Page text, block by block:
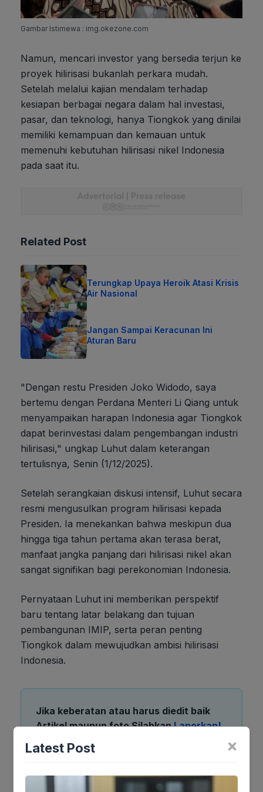
Gambar Istimewa : img.okezone.com
Namun, mencari investor yang bersedia terjun ke
proyek hilirisasi bukanlah perkara mudah.
Setelah melalui kajian mendalam terhadap
kesiapan berbagai negara dalam hal investasi,
pasar, dan teknologi, hanya Tiongkok yang dinilai
memiliki kemampuan dan kemauan untuk
memenuhi kebutuhan hilirisasi nikel Indonesia
pada saat itu.
Related Post
Terungkap Upaya Heroik Atasi Krisis
Air Nasional
Jangan Sampai Keracunan Ini
Aturan Baru
"Dengan restu Presiden Joko Widodo, saya
bertemu dengan Perdana Menteri Li Qiang untuk
menyampaikan harapan Indonesia agar Tiongkok
dapat berinvestasi dalam pengembangan industri
hilirisasi," ungkap Luhut dalam keterangan
tertulisnya, Senin (1/12/2025).
Setelah serangkaian diskusi intensif, Luhut secara
resmi mengusulkan program hilirisasi kepada
Presiden. Ia menekankan bahwa meskipun dua
hingga tiga tahun pertama akan terasa berat,
manfaat jangka panjang dari hilirisasi nikel akan
sangat signifikan bagi perekonomian Indonesia.
Pernyataan Luhut ini memberikan perspektif
baru tentang latar belakang dan tujuan
pembangunan IMIP, serta peran penting
Tiongkok dalam mewujudkan ambisi hilirisasi
Indonesia.
Jika keberatan atau harus diedit baik
Artikel maupun foto SilahkanLaporkan!
×
Latest Post